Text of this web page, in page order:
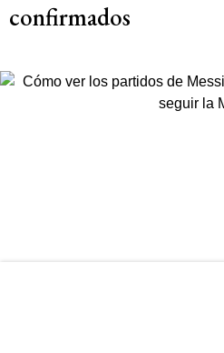
confirmados